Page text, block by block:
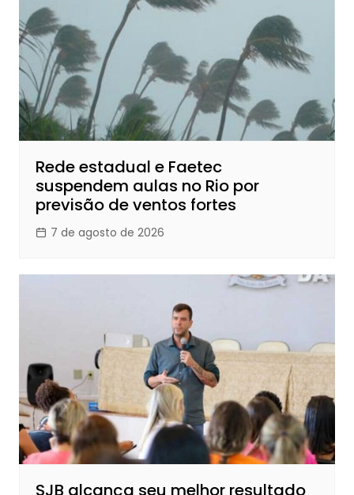
Rede estadual e Faetec
suspendem aulas no Rio por
previsão de ventos fortes
7 de agosto de 2026
SJB alcança seu melhor resultado